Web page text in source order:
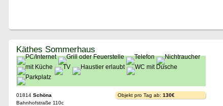
Käthes Sommerhaus
01814 Schöna
Bahnhofstraße 110c
Objekt pro Tag ab: 130€